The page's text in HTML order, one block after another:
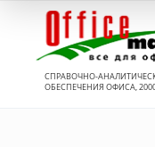
СПРАВОЧНО-
ОБЕСПЕЧЕНИЯ ОФИСА,